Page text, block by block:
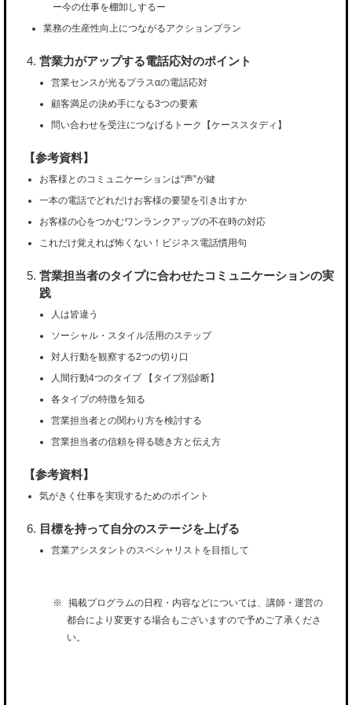
ー今の仕事を棚卸しするー
業務の生産性向上につながるアクションプラン
営業力がアップする電話応対のポイント
営業センスが光るプラスαの電話応対
顧客満足の決め手になる3つの要素
問い合わせを受注につなげるトーク【ケーススタディ】
【参考資料】
お客様とのコミュニケーションは“声”が鍵
一本の電話でどれだけお客様の要望を引き出すか
お客様の心をつかむワンランクアップの不在時の対応
これだけ覚えれば怖くない！ビジネス電話慣用句
営業担当者のタイプに合わせたコミュニケーションの実
践
人は皆違う
ソーシャル・スタイル活用のステップ
対人行動を観察する2つの切り口
人間行動4つのタイプ 【タイプ別診断】
各タイプの特徴を知る
営業担当者との関わり方を検討する
営業担当者の信頼を得る聴き方と伝え方
【参考資料】
気がきく仕事を実現するためのポイント
目標を持って自分のステージを上げる
営業アシスタントのスペシャリストを目指して
掲載プログラムの日程・内容などについては、講師・運営の
都合により変更する場合もございますので予めご了承くださ
い。